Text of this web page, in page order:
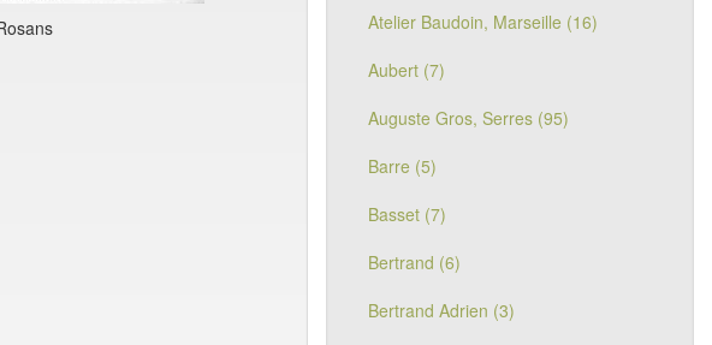
Atelier Baudoin, Marseille (16)
Aubert (7)
Auguste Gros, Serres (95)
Barre (5)
Basset (7)
Bertrand (6)
Bertrand Adrien (3)